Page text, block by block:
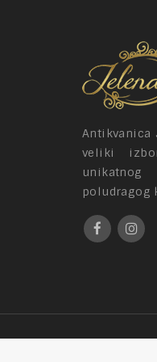
Antikvanica
veliki
poludragog